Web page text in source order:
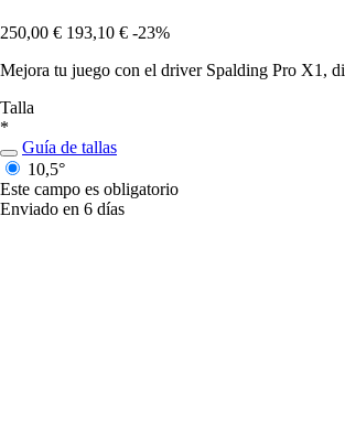
250,00 € 193,10 € -23%
Mejora tu juego con el driver Spalding Pro X1,
Talla
*
Guía de tallas
10,5°
Este campo es obligatorio
Enviado en 6 días